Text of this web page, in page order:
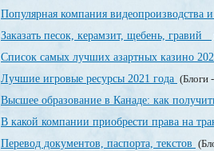
Популярная компания видеопроизводства
Заказать песок, керамзит, щебень, гравий
Список самых лучших азартных казино
Лучшие игровые ресурсы 2021 года (Блоги
Высшее образование в Канаде: как
В какой компании приобрести права на
Перевод документов, паспорта, текстов